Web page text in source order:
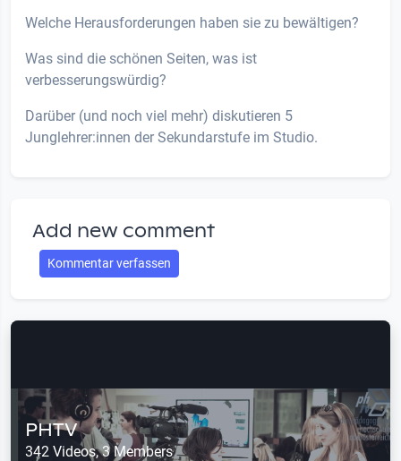
Welche Herausforderungen haben sie zu bewältigen?
Was sind die schönen Seiten, was ist
verbesserungswürdig?
Darüber (und noch viel mehr) diskutieren 5
Junglehrer:innen der Sekundarstufe im Studio.
Add new comment
Kommentar verfassen
PHTV
342 Videos, 3 Members